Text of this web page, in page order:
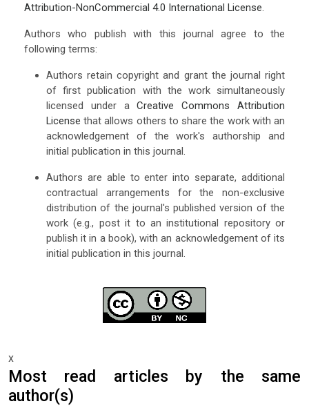
Attribution-NonCommercial 4.0 International License.
Authors who publish with this journal agree to the
following terms:
Authors retain copyright and grant the journal right
of first publication with the work simultaneously
licensed under aCreative Commons Attribution
License that allows others to share the work with an
acknowledgement of the work's authorship and
initial publication in this journal.
Authors are able to enter into separate, additional
contractual arrangements for the non-exclusive
distribution of the journal's published version of the
work (e.g., post it to an institutional repository or
publish it in a book), with an acknowledgement of its
initial publication in this journal.
x
Most read articles by the same
author(s)